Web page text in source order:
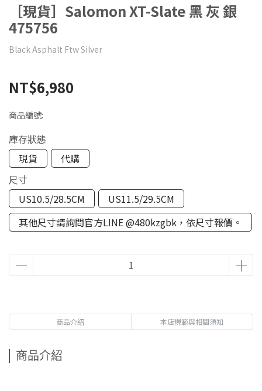
［現貨］Salomon XT-Slate 黑 灰 銀
475756
Black Asphalt Ftw Silver
NT$6,980
商品編號:
庫存狀態
現貨
代購
尺寸
US10.5/28.5CM
US11.5/29.5CM
其他尺寸請詢問官方LINE @480kzgbk，依尺寸報價。
商品介紹 本店規範與相關須知
商品介紹